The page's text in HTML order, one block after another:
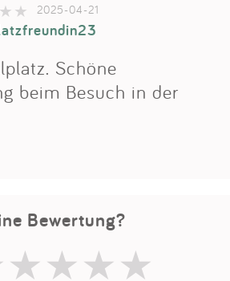
Blog
Partner
Anmelden
2025-04-21
Schöne
beim Besuch in der
Bewertung?